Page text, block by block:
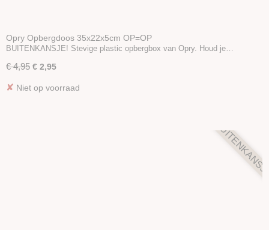
Opry Opbergdoos 35x22x5cm OP=OP
BUITENKANSJE! Stevige plastic opbergbox van Opry. Houd je…
€ 4,95 € 2,95
✘ Niet op voorraad